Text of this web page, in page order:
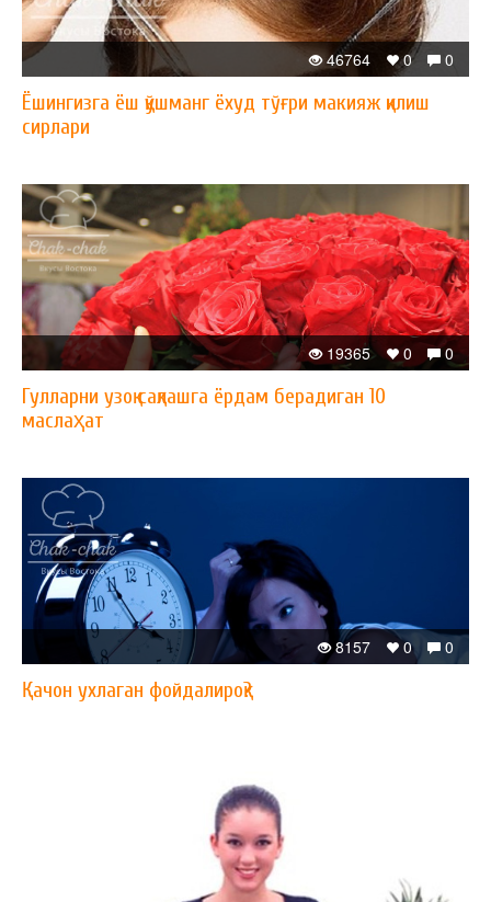
0
0
46764
Ёшингизга ёш қўшманг ёхуд тўғри макияж қилиш
сирлари
0
0
19365
Гулларни узоқ сақлашга ёрдам берадиган 10
маслаҳат
0
0
8157
Қачон ухлаган фойдалироқ?